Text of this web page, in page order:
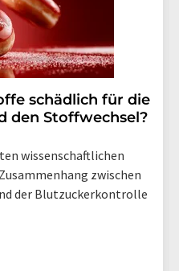
schädlich für die
den Stoffwechsel?
wissenschaftlichen
zwischen
der Blutzuckerkontrolle